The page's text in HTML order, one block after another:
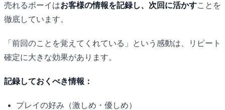
売れるボーイはお客様の情報を記録し、次回に活かすことを
徹底しています。
「前回のことを覚えてくれている」という感動は、リピート
確定に大きな効果があります。
記録しておくべき情報：
プレイの好み（激しめ・優しめ）